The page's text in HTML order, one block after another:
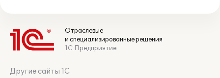
Отраслевые
и специализированные решения
1С:Предприятие
Другие сайты 1С